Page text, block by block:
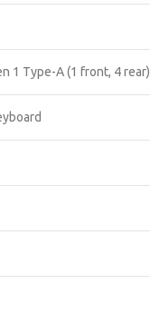
1 Type-A (1 front, 4 rear)